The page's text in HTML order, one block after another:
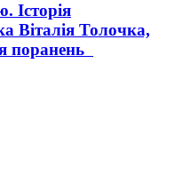
Історія
Віталія Толочка,
поранень